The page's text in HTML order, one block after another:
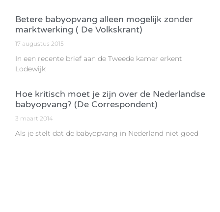
Betere babyopvang alleen mogelijk zonder
marktwerking ( De Volkskrant)
17 augustus 2015
In een recente brief aan de Tweede kamer erkent
Lodewijk
Hoe kritisch moet je zijn over de Nederlandse
babyopvang? (De Correspondent)
3 maart 2014
Als je stelt dat de babyopvang in Nederland niet goed